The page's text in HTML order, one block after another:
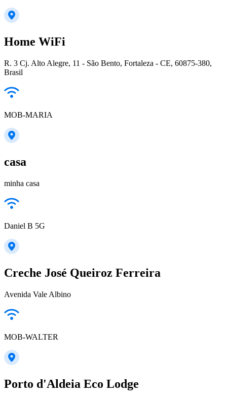
Home WiFi
R. 3 Cj. Alto Alegre, 11 - São Bento, Fortaleza - CE, 60875-380,
Brasil
MOB-MARIA
casa
minha casa
Daniel B 5G
Creche José Queiroz Ferreira
Avenida Vale Albino
MOB-WALTER
Porto d'Aldeia Eco Lodge